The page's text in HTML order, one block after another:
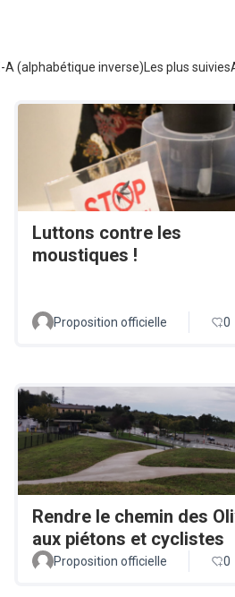
A (alphabétique inverse) Les plus suivies
Luttons contre les
moustiques !
Proposition officielle 0
Rendre le chemin des
aux piétons et cyclistes
Proposition officielle 0